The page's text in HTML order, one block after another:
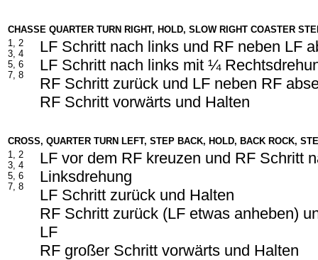
CHASSE QUARTER TURN RIGHT, HOLD, SLOW RIGHT COASTER
1, 2
3, 4
5, 6
7, 8
LF Schritt nach links und RF neben LF
LF Schritt nach links mit ¼
RF Schritt zurück und LF neben RF
RF Schritt vorwärts und Halten
CROSS, QUARTER TURN LEFT, STEP BACK, HOLD, BACK ROCK,
1, 2
3, 4
5, 6
7, 8
LF vor dem RF kreuzen und RF Schritt
Linksdrehung
LF Schritt zurück und Halten
RF Schritt zurück (LF etwas anheben)
LF
RF großer Schritt vorwärts und Halten